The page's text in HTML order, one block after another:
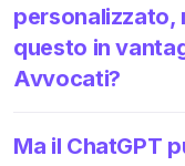
personalizzato,
questo in
Avvocati?
Ma il ChatGPT